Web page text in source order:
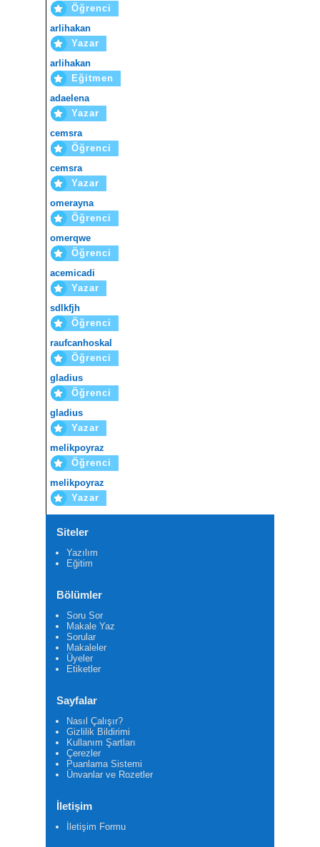
Öğrenci
arlihakan
Yazar
arlihakan
Eğitmen
adaelena
Yazar
cemsra
Öğrenci
cemsra
Yazar
omerayna
Öğrenci
omerqwe
Öğrenci
acemicadi
Yazar
sdlkfjh
Öğrenci
raufcanhoskal
Öğrenci
gladius
Öğrenci
gladius
Yazar
melikpoyraz
Öğrenci
melikpoyraz
Yazar
Siteler
Yazılım
Eğitim
Bölümler
Soru Sor
Makale Yaz
Sorular
Makaleler
Üyeler
Etiketler
Sayfalar
Nasıl Çalışır?
Gizlilik Bildirimi
Kullanım Şartları
Çerezler
Puanlama Sistemi
Ünvanlar ve Rozetler
İletişim
İletişim Formu